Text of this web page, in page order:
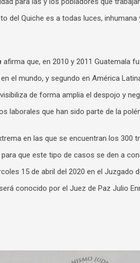
del Quiche es a todas luces,
afirma que, en 2010 y 2011 Guatemala
el mundo, y segundo en América
de forma amplia el despojo y
laborales que han sido parte de la
en las que se encuentran los 300
que este tipo de casos se den a
15 de abril del 2020 en el Juzgado
conocido por el Juez de Paz Julio